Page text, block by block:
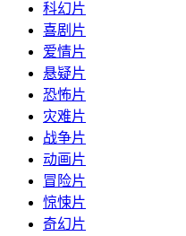
科幻片
喜剧片
爱情片
悬疑片
恐怖片
灾难片
战争片
动画片
冒险片
惊悚片
奇幻片